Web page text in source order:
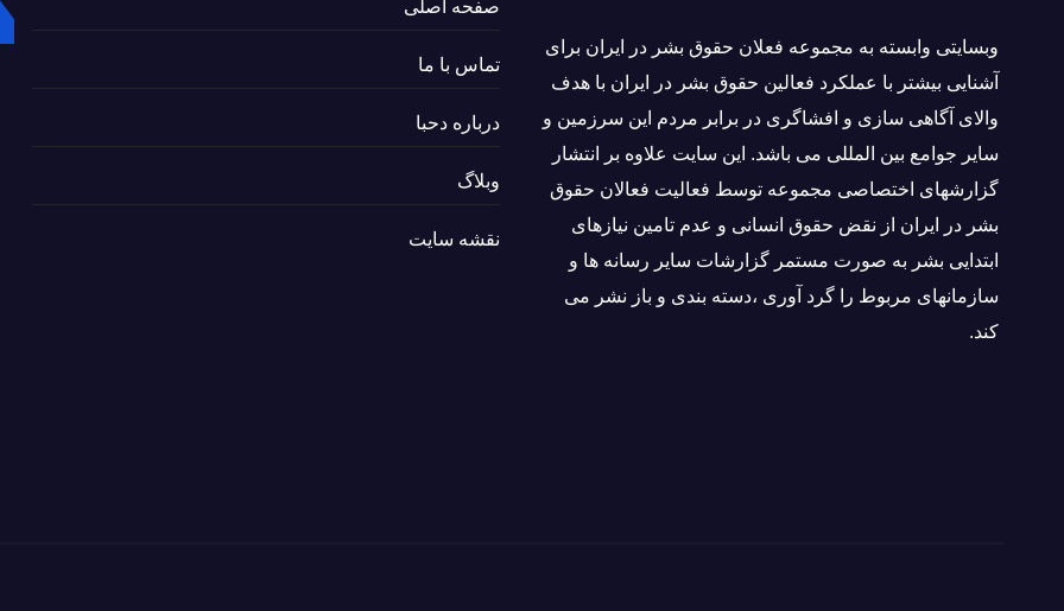
وبسايتى وابسته به مجموعه فعلان حقوق بشر در ایران برای
آشنایی بيشتر با عملکرد فعالین حقوق بشر در ایران با هدف
والاى آگاهى سازی و افشاگرى در برابر مردم این سرزمین و
ساير جوامع بین المللى می باشد. این سایت علاوه بر انتشار
گزارشهای اختصاصی مجموعه توسط فعاليت فعالان حقوق
بشر در ایران از نقض حقوق انسانی و عدم تامین نیازهای
ابتدایی بشر به صورت مستمر گزارشات سایر رسانه ها و
سازمانهای مربوط را گرد آوری ،دسته بندی و باز نشر می
كند.
صفحه اصلی
تماس با ما
درباره دحبا
وبلاگ
نقشه سایت